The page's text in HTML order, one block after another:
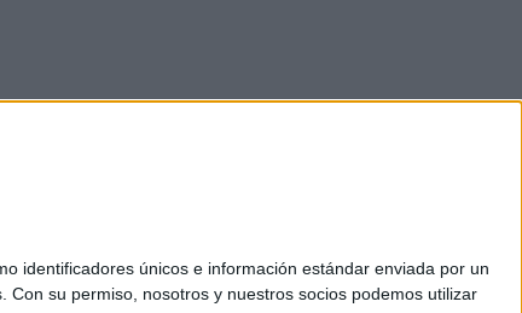
identificadores únicos e información estándar enviada por un
Con su permiso, nosotros y nuestros socios podemos utilizar